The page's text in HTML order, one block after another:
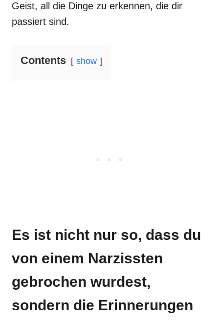
Geist, all die Dinge zu erkennen, die dir
passiert sind.
Contents show
Es ist nicht nur so, dass du
von einem Narzissten
gebrochen wurdest,
sondern die Erinnerungen